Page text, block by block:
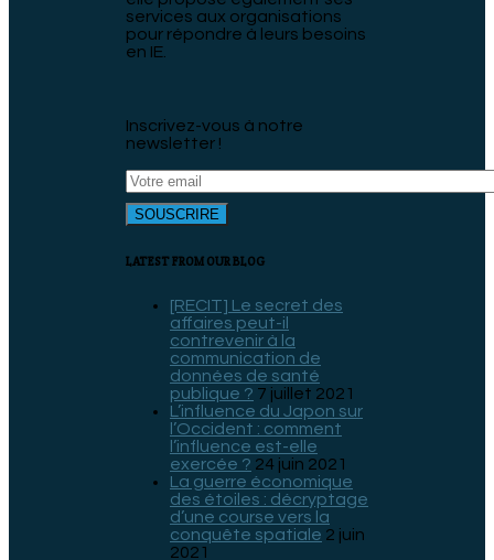
services aux organisations
pour répondre à leurs besoins
en IE.
Inscrivez-vous à notre
newsletter !
LATEST FROM OUR BLOG
[RECIT] Le secret des
affaires peut-il
contrevenir à la
communication de
données de santé
publique ? 7 juillet 2021
L’influence du Japon sur
l’Occident : comment
l’influence est-elle
exercée ? 24 juin 2021
La guerre économique
des étoiles : décryptage
d’une course vers la
conquête spatiale 2 juin
2021